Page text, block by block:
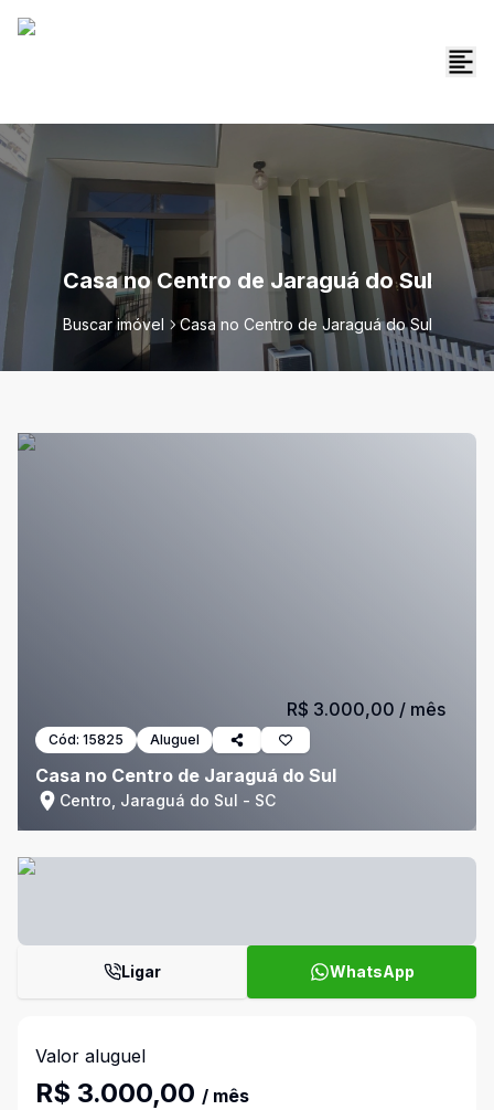
Casa no Centro de Jaraguá do Sul
Buscar imóvel Casa no Centro de Jaraguá do Sul
Cód: 15825 Aluguel
Casa no Centro de Jaraguá do Sul
Centro, Jaraguá do Sul - SC
R$ 3.000,00 / mês
Ligar WhatsApp
Valor aluguel
R$ 3.000,00 / mês